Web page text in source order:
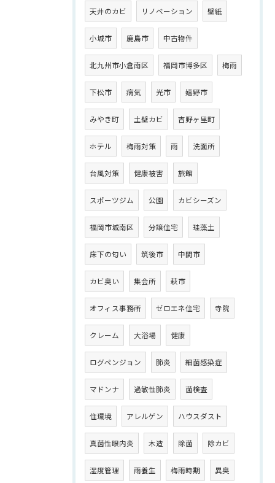
天井のカビ リノベーション 壁紙
小城市 鹿島市 中古物件
北九州市小倉南区 福岡市博多区 梅雨
下松市 病気 光市 嬉野市
みやき町 土壁カビ 吉野ヶ里町
ホテル 梅雨対策 雨 洗面所
台風対策 健康被害 旅館
スポーツジム 公園 カビシーズン
福岡市城南区 分譲住宅 珪藻土
床下の匂い 筑後市 中間市
カビ臭い 集会所 萩市
オフィス事務所 ゼロエネ住宅 寺院
クレーム 大浴場 健康
ログペンジョン 肺炎 細菌感染症
マドンナ 過敏性肺炎 菌検査
住環境 アレルゲン ハウスダスト
真菌性眼内炎 木造 除菌 除カビ
湿度管理 雨養生 梅雨時期 異臭